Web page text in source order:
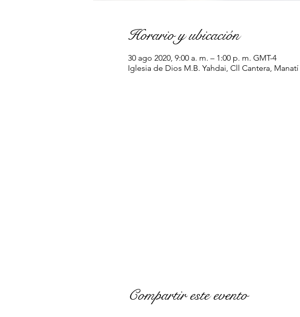
Horario y ubicación
30 ago 2020, 9:00 a. m. – 1:00 p. m. GMT-4
Iglesia de Dios M.B. Yahdai, Cll Cantera, Manatí
Compartir este evento